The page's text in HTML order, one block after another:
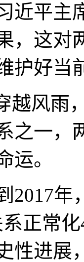
近平主
，这对
护好当
风雨，
之一，
运。
年，
系正常
性进展